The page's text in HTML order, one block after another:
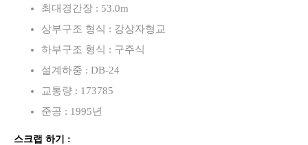
최대경간장 : 53.0m
상부구조 형식 : 강상자형교
하부구조 형식 : 구주식
설계하중 : DB-24
교통량 : 173785
준공 : 1995년
스크랩 하기 :